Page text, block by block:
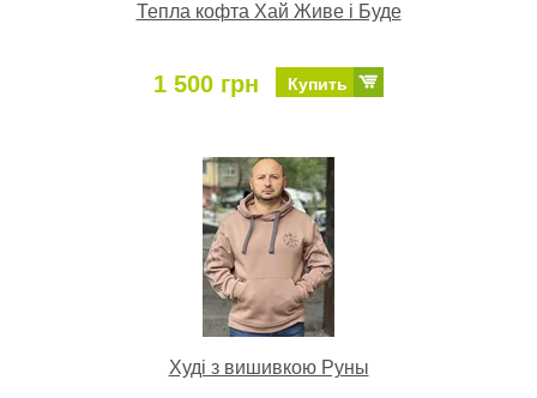
Тепла кофта Хай Живе і Буде
1 500 грн Купить
Худі з вишивкою Руны